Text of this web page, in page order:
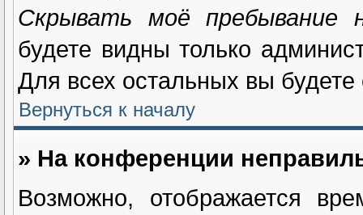
Скрывать моё пребывание
будете видны только
Для всех остальных вы
Вернуться к началу
» На конференции
Возможно, отображается